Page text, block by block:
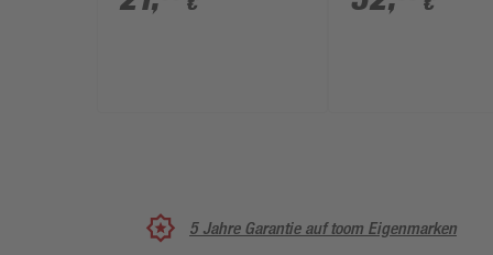
5 Jahre Garantie auf toom Eigenmarken